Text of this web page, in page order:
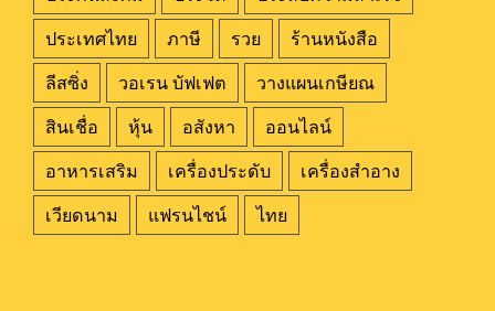
ประเทศไทย ภาษี รวย ร้านหนังสือ
ลีสซิ่ง วอเรน บัฟเฟต วางแผนเกษียณ
สินเชื่อ หุ้น อสังหา ออนไลน์
อาหารเสริม เครื่องประดับ เครื่องสำอาง
เวียดนาม แฟรนไชน์ ไทย